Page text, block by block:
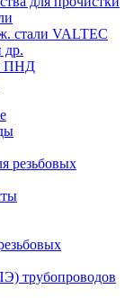
стали VALTEC
ПНД
резьбовых
трубопроводов